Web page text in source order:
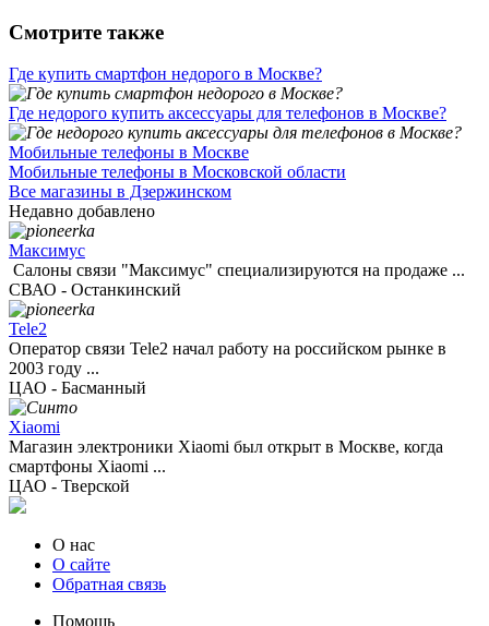
Смотрите также
Где купить смартфон недорого в Москве?
Где недорого купить аксессуары для телефонов в Москве?
Мобильные телефоны в Москве
Мобильные телефоны в Московской области
Все магазины в Дзержинском
Недавно добавлено
Максимус
Салоны связи "Максимус" специализируются на продаже ...
СВАО - Останкинский
Tele2
Оператор связи Tele2 начал работу на российском рынке в
2003 году ...
ЦАО - Басманный
Xiaomi
Магазин электроники Xiaomi был открыт в Москве, когда
смартфоны Xiaomi ...
ЦАО - Тверской
О нас
О сайте
Обратная связь
Помощь